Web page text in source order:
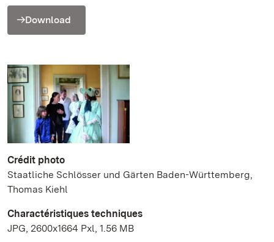
Download
Crédit photo
Staatliche Schlösser und Gärten Baden-Württemberg,
Thomas Kiehl
Charactéristiques techniques
JPG, 2600x1664 Pxl, 1.56 MB